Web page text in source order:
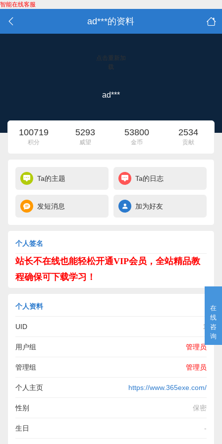
智能在线客服
在
线
咨
询
ad***的资料
点击重新加
载
ad***
100719
积分
5293
威望
53800
金币
2534
贡献
Ta的主题 Ta的日志
发短消息 加为好友
个人签名
站长不在线也能轻松开通VIP会员，全站精品教
程确保可下载学习！
个人资料
UID 1
用户组 管理员
管理组 管理员
个人主页 https://www.365exe.com/
性别 保密
生日 -